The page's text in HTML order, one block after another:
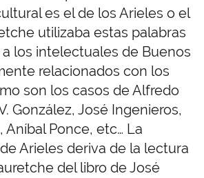
es el de los Arieles o el
utilizaba estas palabras
los intelectuales de Buenos
relacionados con los
son los casos de Alfredo
González, José Ingenieros,
Aníbal Ponce, etc… La
Arieles deriva de la lectura
del libro de José